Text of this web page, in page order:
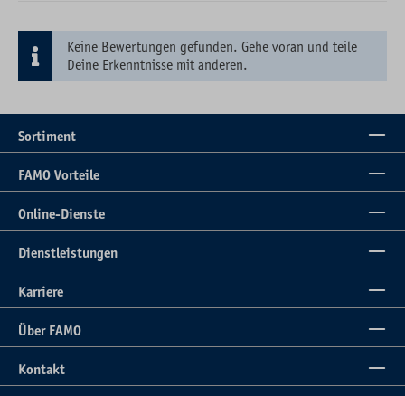
Keine Bewertungen gefunden. Gehe voran und teile
Deine Erkenntnisse mit anderen.
Sortiment
FAMO Vorteile
Online-Dienste
Dienstleistungen
Karriere
Über FAMO
Kontakt